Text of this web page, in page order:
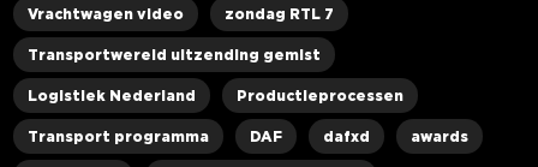
Vrachtwagen video zondag RTL 7
Transportwereld uitzending gemist
Logistiek Nederland Productieprocessen
Transport programma DAF dafxd awards